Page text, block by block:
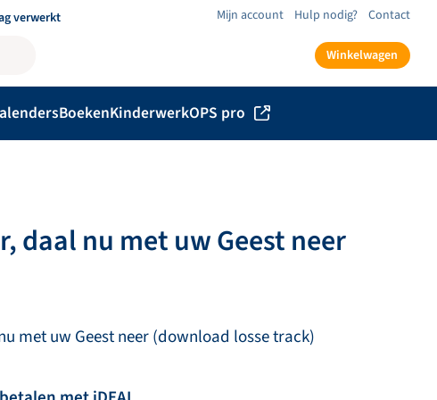
verwerkt Mijn account Hulp nodig? Contact
Winkelwagen
BoekenKinderwerkOPS pro
daal nu met uw Geest neer
met uw Geest neer (download losse track)